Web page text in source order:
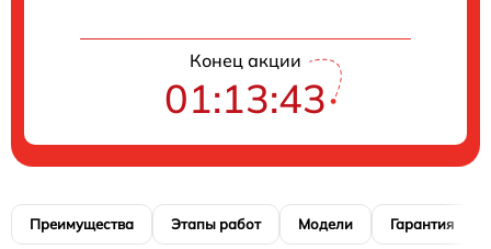
Конец акции
01:13:42
Преимущества Этапы работ Модели Гарантия